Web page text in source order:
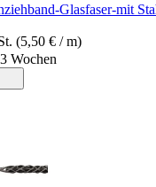
Glasfaser-mit
(5,50 € / m)
Wochen